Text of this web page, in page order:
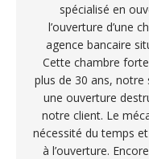
spécialisé en
l’ouverture d’une
agence bancaire
Cette chambre
plus de 30 ans,
une ouverture
notre client. Le
nécessité du temps
à l’ouverture.